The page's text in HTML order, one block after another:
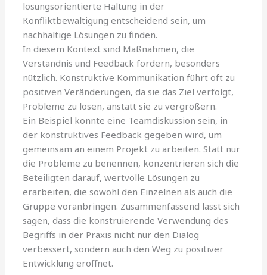
lösungsorientierte Haltung in der
Konfliktbewältigung entscheidend sein, um
nachhaltige Lösungen zu finden.
In diesem Kontext sind Maßnahmen, die
Verständnis und Feedback fördern, besonders
nützlich. Konstruktive Kommunikation führt oft zu
positiven Veränderungen, da sie das Ziel verfolgt,
Probleme zu lösen, anstatt sie zu vergrößern.
Ein Beispiel könnte eine Teamdiskussion sein, in
der konstruktives Feedback gegeben wird, um
gemeinsam an einem Projekt zu arbeiten. Statt nur
die Probleme zu benennen, konzentrieren sich die
Beteiligten darauf, wertvolle Lösungen zu
erarbeiten, die sowohl den Einzelnen als auch die
Gruppe voranbringen. Zusammenfassend lässt sich
sagen, dass die konstruierende Verwendung des
Begriffs in der Praxis nicht nur den Dialog
verbessert, sondern auch den Weg zu positiver
Entwicklung eröffnet.